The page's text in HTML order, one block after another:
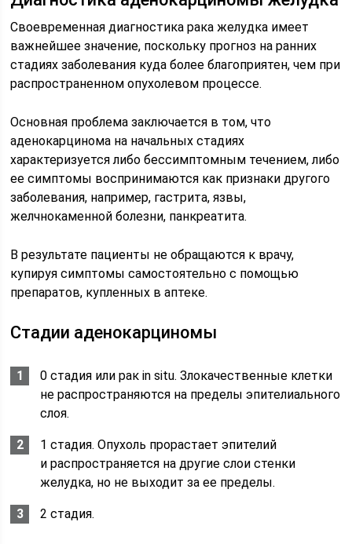
Своевременная диагностика рака желудка имеет
важнейшее значение, поскольку прогноз на ранних
стадиях заболевания куда более благоприятен, чем при
распространенном опухолевом процессе.
Основная проблема заключается в том, что
аденокарцинома на начальных стадиях
характеризуется либо бессимптомным течением, либо
ее симптомы воспринимаются как признаки другого
заболевания, например, гастрита, язвы,
желчнокаменной болезни, панкреатита.
В результате пациенты не обращаются к врачу,
купируя симптомы самостоятельно с помощью
препаратов, купленных в аптеке.
Стадии аденокарциномы
0 стадия или рак in situ. Злокачественные клетки
не распространяются на пределы эпителиального
слоя.
1 стадия. Опухоль прорастает эпителий
и распространяется на другие слои стенки
желудка, но не выходит за ее пределы.
2 стадия.